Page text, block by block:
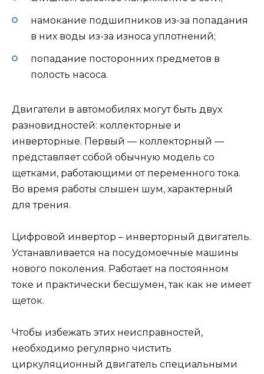
намокание подшипников из-за попадания
в них воды из-за износа уплотнений;
попадание посторонних предметов в
полость насоса.
Двигатели в автомобилях могут быть двух
разновидностей: коллекторные и
инверторные. Первый — коллекторный —
представляет собой обычную модель со
щетками, работающими от переменного тока.
Во время работы слышен шум, характерный
для трения.
Цифровой инвертор – инверторный двигатель.
Устанавливается на посудомоечные машины
нового поколения. Работает на постоянном
токе и практически бесшумен, так как не имеет
щеток.
Чтобы избежать этих неисправностей,
необходимо регулярно чистить
циркуляционный двигатель специальными